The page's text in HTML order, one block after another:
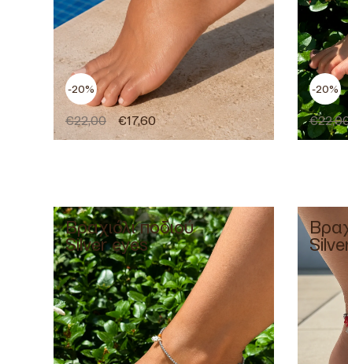
-20%
€22,00 €17,60
-20%
€
Βραχιόλι ποδιού
Silver eyes